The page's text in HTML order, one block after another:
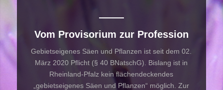
Vom Provisorium zur Profession
Gebietseigenes Säen und Pflanzen ist seit dem 02.
März 2020 Pflicht (§ 40 BNatschG). Bislang ist in
Rheinland-Pfalz kein flächendeckendes
„gebietseigenes Säen und Pflanzen“ möglich. Zur